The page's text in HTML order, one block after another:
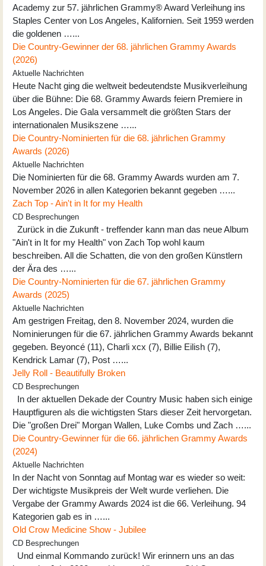
Academy zur 57. jährlichen Grammy® Award Verleihung ins
Staples Center von Los Angeles, Kalifornien. Seit 1959 werden
die goldenen …...
Die Country-Gewinner der 68. jährlichen Grammy Awards
(2026)
Aktuelle Nachrichten
Heute Nacht ging die weltweit bedeutendste Musikverleihung
über die Bühne: Die 68. Grammy Awards feiern Premiere in
Los Angeles. Die Gala versammelt die größten Stars der
internationalen Musikszene …...
Die Country-Nominierten für die 68. jährlichen Grammy
Awards (2026)
Aktuelle Nachrichten
Die Nominierten für die 68. Grammy Awards wurden am 7.
November 2026 in allen Kategorien bekannt gegeben …...
Zach Top - Ain't in It for my Health
CD Besprechungen
Zurück in die Zukunft - treffender kann man das neue Album
"Ain't in It for my Health" von Zach Top wohl kaum
beschreiben. All die Schatten, die von den großen Künstlern
der Ära des …...
Die Country-Nominierten für die 67. jährlichen Grammy
Awards (2025)
Aktuelle Nachrichten
Am gestrigen Freitag, den 8. November 2024, wurden die
Nominierungen für die 67. jährlichen Grammy Awards bekannt
gegeben. Beyoncé (11), Charli xcx (7), Billie Eilish (7),
Kendrick Lamar (7), Post …...
Jelly Roll - Beautifully Broken
CD Besprechungen
In der aktuellen Dekade der Country Music haben sich einige
Hauptfiguren als die wichtigsten Stars dieser Zeit hervorgetan.
Die "großen Drei" Morgan Wallen, Luke Combs und Zach …...
Die Country-Gewinner für die 66. jährlichen Grammy Awards
(2024)
Aktuelle Nachrichten
In der Nacht von Sonntag auf Montag war es wieder so weit:
Der wichtigste Musikpreis der Welt wurde verliehen. Die
Vergabe der Grammy Awards 2024 ist die 66. Verleihung. 94
Kategorien gab es in …...
Old Crow Medicine Show - Jubilee
CD Besprechungen
Und einmal Kommando zurück! Wir erinnern uns an das